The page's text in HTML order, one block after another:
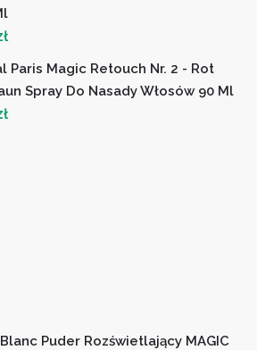
Paris Magic Retouch Nr. 2 - Rot
Spray Do Nasady Włosów 90 Ml
Puder Rozświetlający MAGIC